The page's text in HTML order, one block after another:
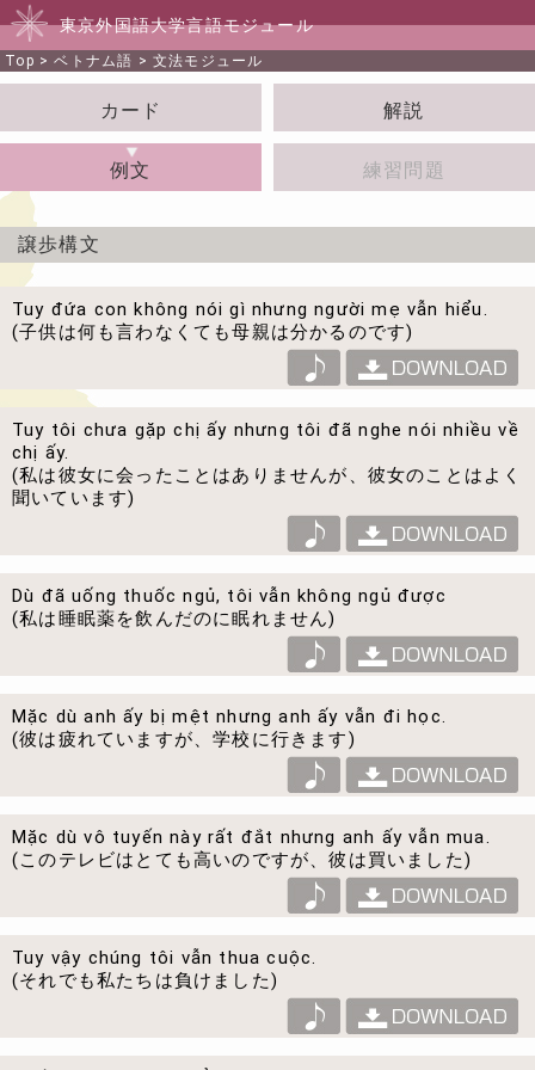
東京外国語大学言語モジュール
Top >ベトナム語 >文法モジュール
カード 解説
例文 練習問題
譲歩構文
Tuy đứa con không nói gì nhưng người mẹ vẫn hiểu.
(子供は何も言わなくても母親は分かるのです)
Tuy tôi chưa gặp chị ấy nhưng tôi đã nghe nói nhiều về
chị ấy.
(私は彼女に会ったことはありませんが、彼女のことはよく
聞いています)
Dù đã uống thuốc ngủ, tôi vẫn không ngủ được
(私は睡眠薬を飲んだのに眠れません)
Mặc dù anh ấy bị mệt nhưng anh ấy vẫn đi học.
(彼は疲れていますが、学校に行きます)
Mặc dù vô tuyến này rất đắt nhưng anh ấy vẫn mua.
(このテレビはとても高いのですが、彼は買いました)
Tuy vậy chúng tôi vẫn thua cuộc.
(それでも私たちは負けました)